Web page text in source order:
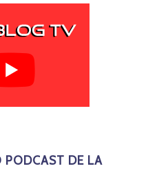
PODCAST DE LA